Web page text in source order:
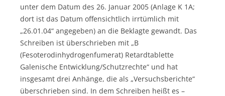
unter dem Datum des 26. Januar 2005 (Anlage K 1A;
dort ist das Datum offensichtlich irrtümlich mit
„26.01.04“ angegeben) an die Beklagte gewandt. Das
Schreiben ist überschrieben mit „B
(Fesoterodinhydrogenfumerat) Retardtablette
Galenische Entwicklung/Schutzrechte“ und hat
insgesamt drei Anhänge, die als „Versuchsberichte“
überschrieben sind. In dem Schreiben heißt es –